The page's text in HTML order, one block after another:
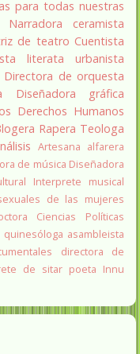
para todas nuestras
Narradora
ceramista
de teatro Cuentista
literata
urbanista
Directora de orquesta
Diseñadora gráfica
Derechos Humanos
Rapera Teologa
Artesana alfarera
de música Diseñadora
Interprete musical
de las mujeres
Ciencias Políticas
quinesóloga asambleista
directora de
de sitar poeta Innu